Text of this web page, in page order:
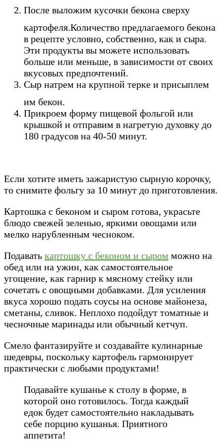
После выложим кусочки бекона сверху
картофеля.Количество предлагаемого бекона
в рецепте условно, собственно, как и сыра.
Эти продукты вы можете использовать
больше или меньше, в зависимости от своих
вкусовых предпочтений.
Сыр натрем на крупной терке и присыплем
им бекон.
Прикроем форму пищевой фольгой или
крышкой и отправим в нагретую духовку до
180 градусов на 40-50 минут.
Если хотите иметь зажаристую сырную корочку,
то снимите фольгу за 10 минут до приготовления.
Картошка с беконом и сыром готова, украсьте
блюдо свежей зеленью, яркими овощами или
мелко нарубленным чесноком.
Подавать картошку с беконом и сыром можно на
обед или на ужин, как самостоятельное
угощение, как гарнир к мясному стейку или
сочетать с овощными добавками. Для усиления
вкуса хорошо подать соусы на основе майонеза,
сметаны, сливок. Неплохо подойдут томатные и
чесночные маринады или обычный кетчуп.
Смело фантазируйте и создавайте кулинарные
шедевры, поскольку картофель гармонирует
практически с любыми продуктами!
Подавайте кушанье к столу в форме, в
которой оно готовилось. Тогда каждый
едок будет самостоятельно накладывать
себе порцию кушанья. Приятного
аппетита!